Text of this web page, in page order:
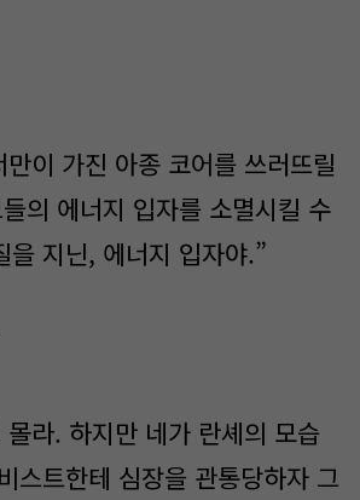
이 가진 아종 코어를 쓰러뜨릴
의 에너지 입자를 소멸시킬 수
을 지닌, 에너지 입자야.”
라. 하지만 네가 란셰의 모습
스트한테 심장을 관통당하자 그